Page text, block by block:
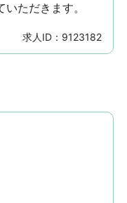
ただきます。
求人ID： 9123182